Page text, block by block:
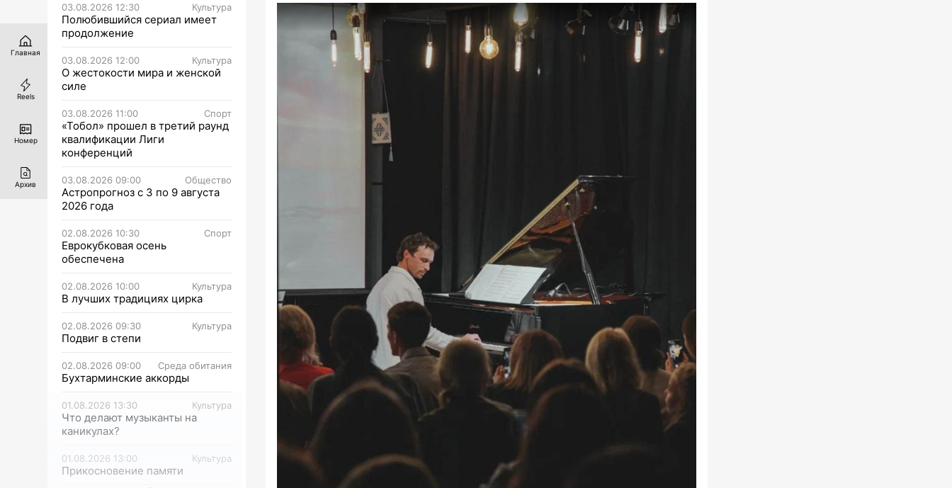
03.08.2026 12:30 Культура
Полюбившийся сериал имеет
продолжение
03.08.2026 12:00 Культура
О жестокости мира и женской
силе
03.08.2026 11:00 Спорт
«Тобол» прошел в третий раунд
квалификации Лиги
конференций
03.08.2026 09:00 Общество
Астропрогноз с 3 по 9 августа
2026 года
02.08.2026 10:30 Спорт
Еврокубковая осень
обеспечена
02.08.2026 10:00 Культура
В лучших традициях цирка
02.08.2026 09:30 Культура
Подвиг в степи
02.08.2026 09:00 Среда обитания
Бухтарминские аккорды
01.08.2026 13:30 Культура
Что делают музыканты на
каникулах?
01.08.2026 13:00 Культура
Прикосновение памяти
Главная
Reels
Номер
Архив